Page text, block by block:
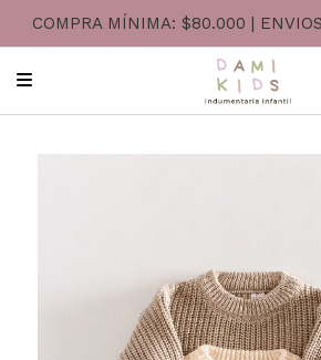
COMPRA MÍNIMA: $80.000 |